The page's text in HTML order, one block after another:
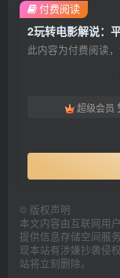
2玩转电影解说：
此内容为付费阅读
超级会员
付费阅读
© 版权声明
本文内容由互联网用
提供信息存储空间服
现本站有涉嫌抄袭侵
站将立刻删除。